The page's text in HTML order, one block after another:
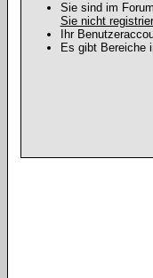
Sie sind im
Sie nicht
Ihr
Es gibt Bereiche